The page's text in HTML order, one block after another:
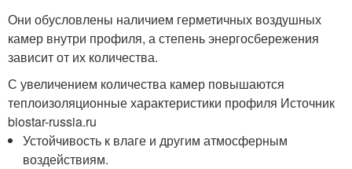
Они обусловлены наличием герметичных воздушных
камер внутри профиля, а степень энергосбережения
зависит от их количества.
С увеличением количества камер повышаются
теплоизоляционные характеристики профиля Источник
biostar-russia.ru
Устойчивость к влаге и другим атмосферным
воздействиям.